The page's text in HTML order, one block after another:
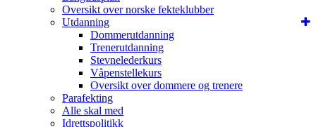
Oversikt over norske fekteklubber
Utdanning
Dommerutdanning
Trenerutdanning
Stevnelederkurs
Våpenstellekurs
Oversikt over dommere og trenere
Parafekting
Alle skal med
Idrettspolitikk